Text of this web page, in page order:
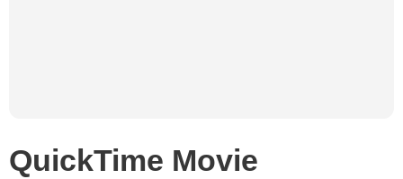
QuickTime Movie